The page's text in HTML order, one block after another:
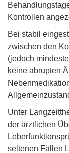
Kontrollen
Bei stabil
zwischen den
(jedoch
keine abrupten
Unter
der ärztlichen
seltenen Fällen